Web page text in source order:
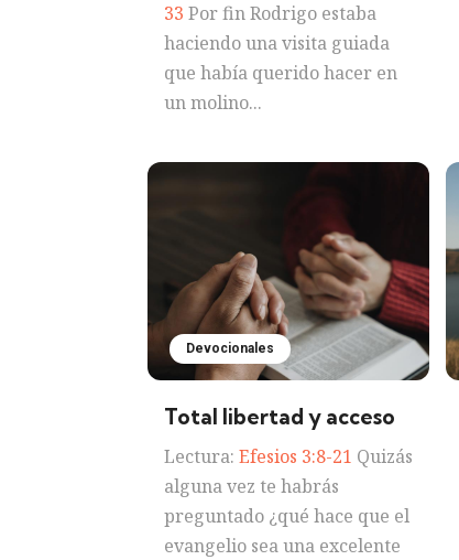
33 Por fin Rodrigo estaba
haciendo una visita guiada
que había querido hacer en
un molino...
Devocionales
Total libertad y acceso
Lectura:Efesios 3:8-21 Quizás
alguna vez te habrás
preguntado ¿qué hace que el
evangelio sea una excelente